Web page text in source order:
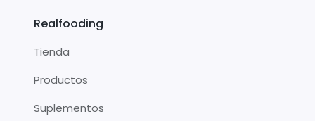
Realfooding
Tienda
Productos
Suplementos